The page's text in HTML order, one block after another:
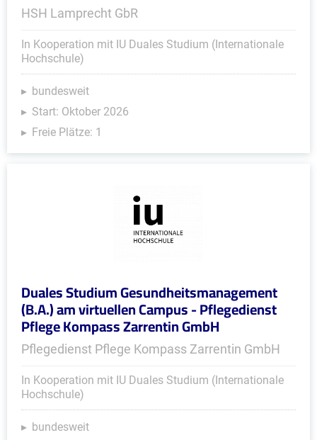
HSH Lamprecht GbR
In Kooperation mit IU Duales Studium (Internationale
Hochschule)
bundesweit
Start: Oktober 2026
Freie Plätze: 1
Duales Studium Gesundheitsmanagement
(B.A.) am virtuellen Campus - Pflegedienst
Pflege Kompass Zarrentin GmbH
Pflegedienst Pflege Kompass Zarrentin GmbH
In Kooperation mit IU Duales Studium (Internationale
Hochschule)
bundesweit